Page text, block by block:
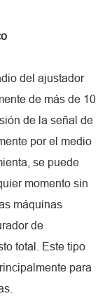
del ajustador
de más de 10
de la señal de
por el medio
se puede
momento sin
máquinas
de
total. Este tipo
para